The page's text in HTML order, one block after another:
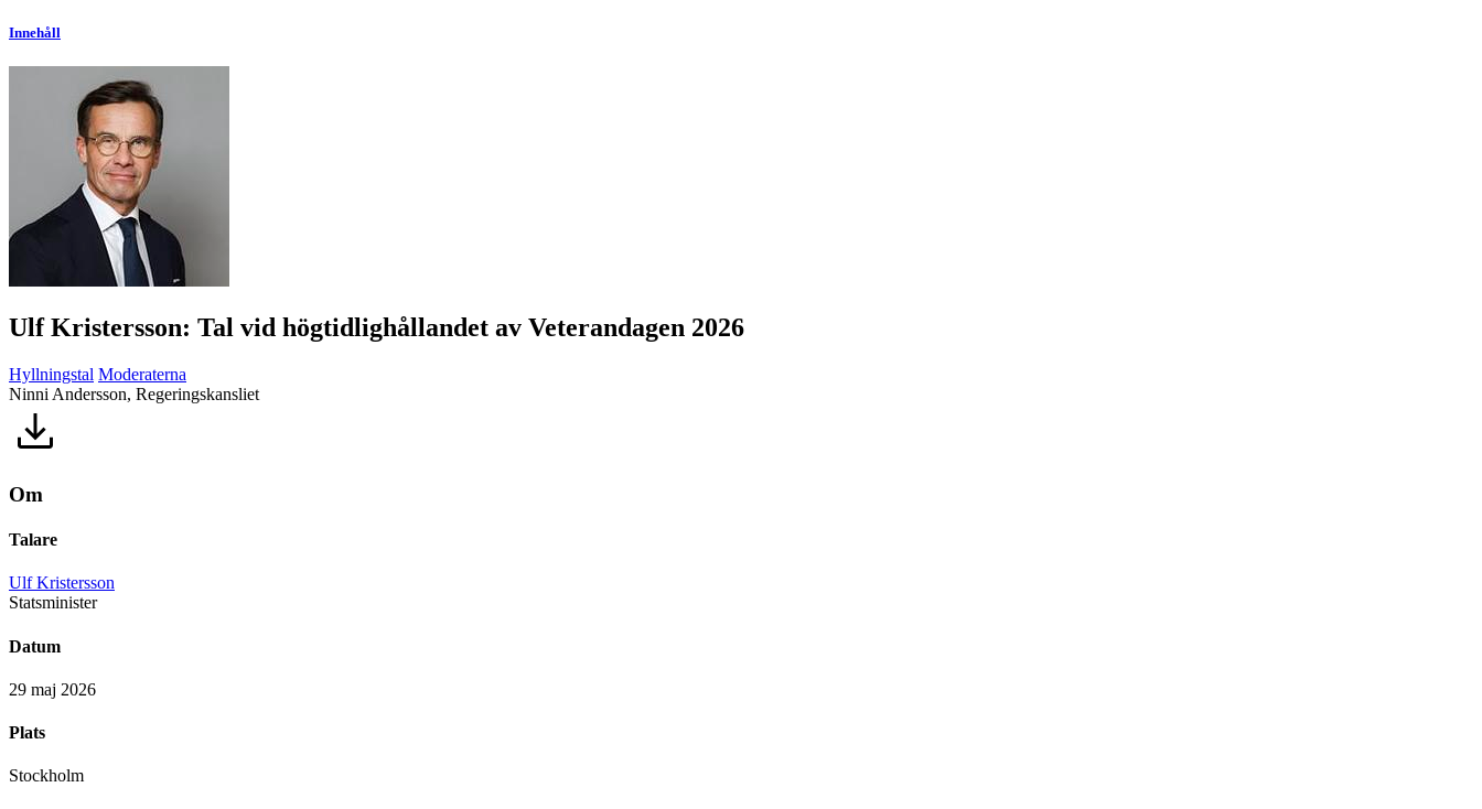
Innehåll
Ulf Kristersson: Tal vid högtidlighållandet av Veterandagen 2026
Hyllningstal Moderaterna
Ninni Andersson, Regeringskansliet
Om
Talare
Ulf Kristersson
Statsminister
Datum
29 maj 2026
Plats
Stockholm